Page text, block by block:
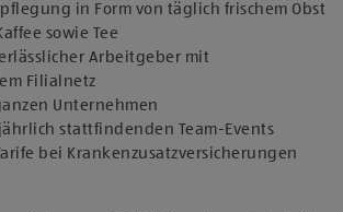
in Form von täglich frischem Obst
sowie Tee
Arbeitgeber mit
Filialnetz
Unternehmen
stattfindenden Team-Events
bei Krankenzusatzversicherungen